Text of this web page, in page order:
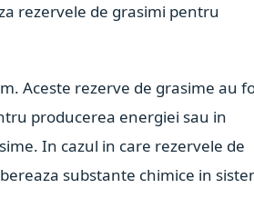
rezervele de grasimi pentru
Aceste rezerve de grasime au
producerea energiei sau in
In cazul in care rezervele de
substante chimice in